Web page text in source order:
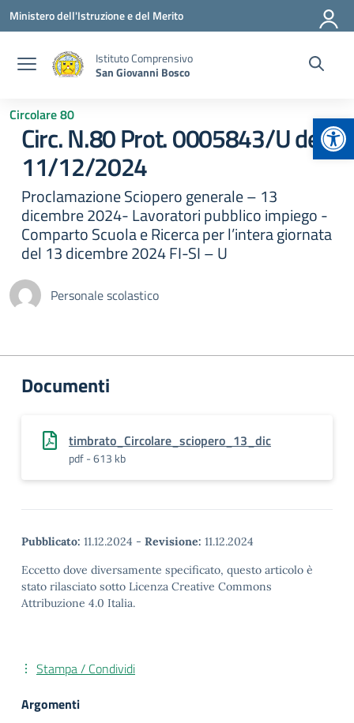
Vai ai contenuti
Vai al menu di navigazione
Vai al footer
Ministero dell'Istruzione e del Merito
Istituto Comprensivo
San Giovanni Bosco
Circolare 80
Circ. N.80 Prot. 0005843/U del
11/12/2024
Proclamazione Sciopero generale – 13
dicembre 2024- Lavoratori pubblico impiego -
Comparto Scuola e Ricerca per l’intera giornata
del 13 dicembre 2024 FI-SI – U
Personale scolastico
Documenti
timbrato_Circolare_sciopero_13_dic
pdf - 613 kb
Pubblicato: 11.12.2024 - Revisione: 11.12.2024
Eccetto dove diversamente specificato, questo articolo è
stato rilasciato sotto Licenza Creative Commons
Attribuzione 4.0 Italia.
Stampa / Condividi
Argomenti